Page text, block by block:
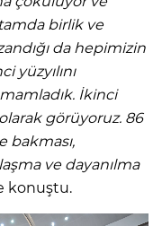
birlik ve
da hepimizin
yüzyılını
İkinci
olarak görüyoruz. 86
bakması,
ve dayanılma
konuştu.